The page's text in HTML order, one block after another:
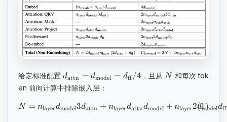
给定标准配置 dattn = dmodel = dff/4 ，且从 N 和每次 tok
en 前向计算中排除嵌入层：
N = nlayerdmodel3dattn + nlayerdattndmodel + nlayer2dmodeldff